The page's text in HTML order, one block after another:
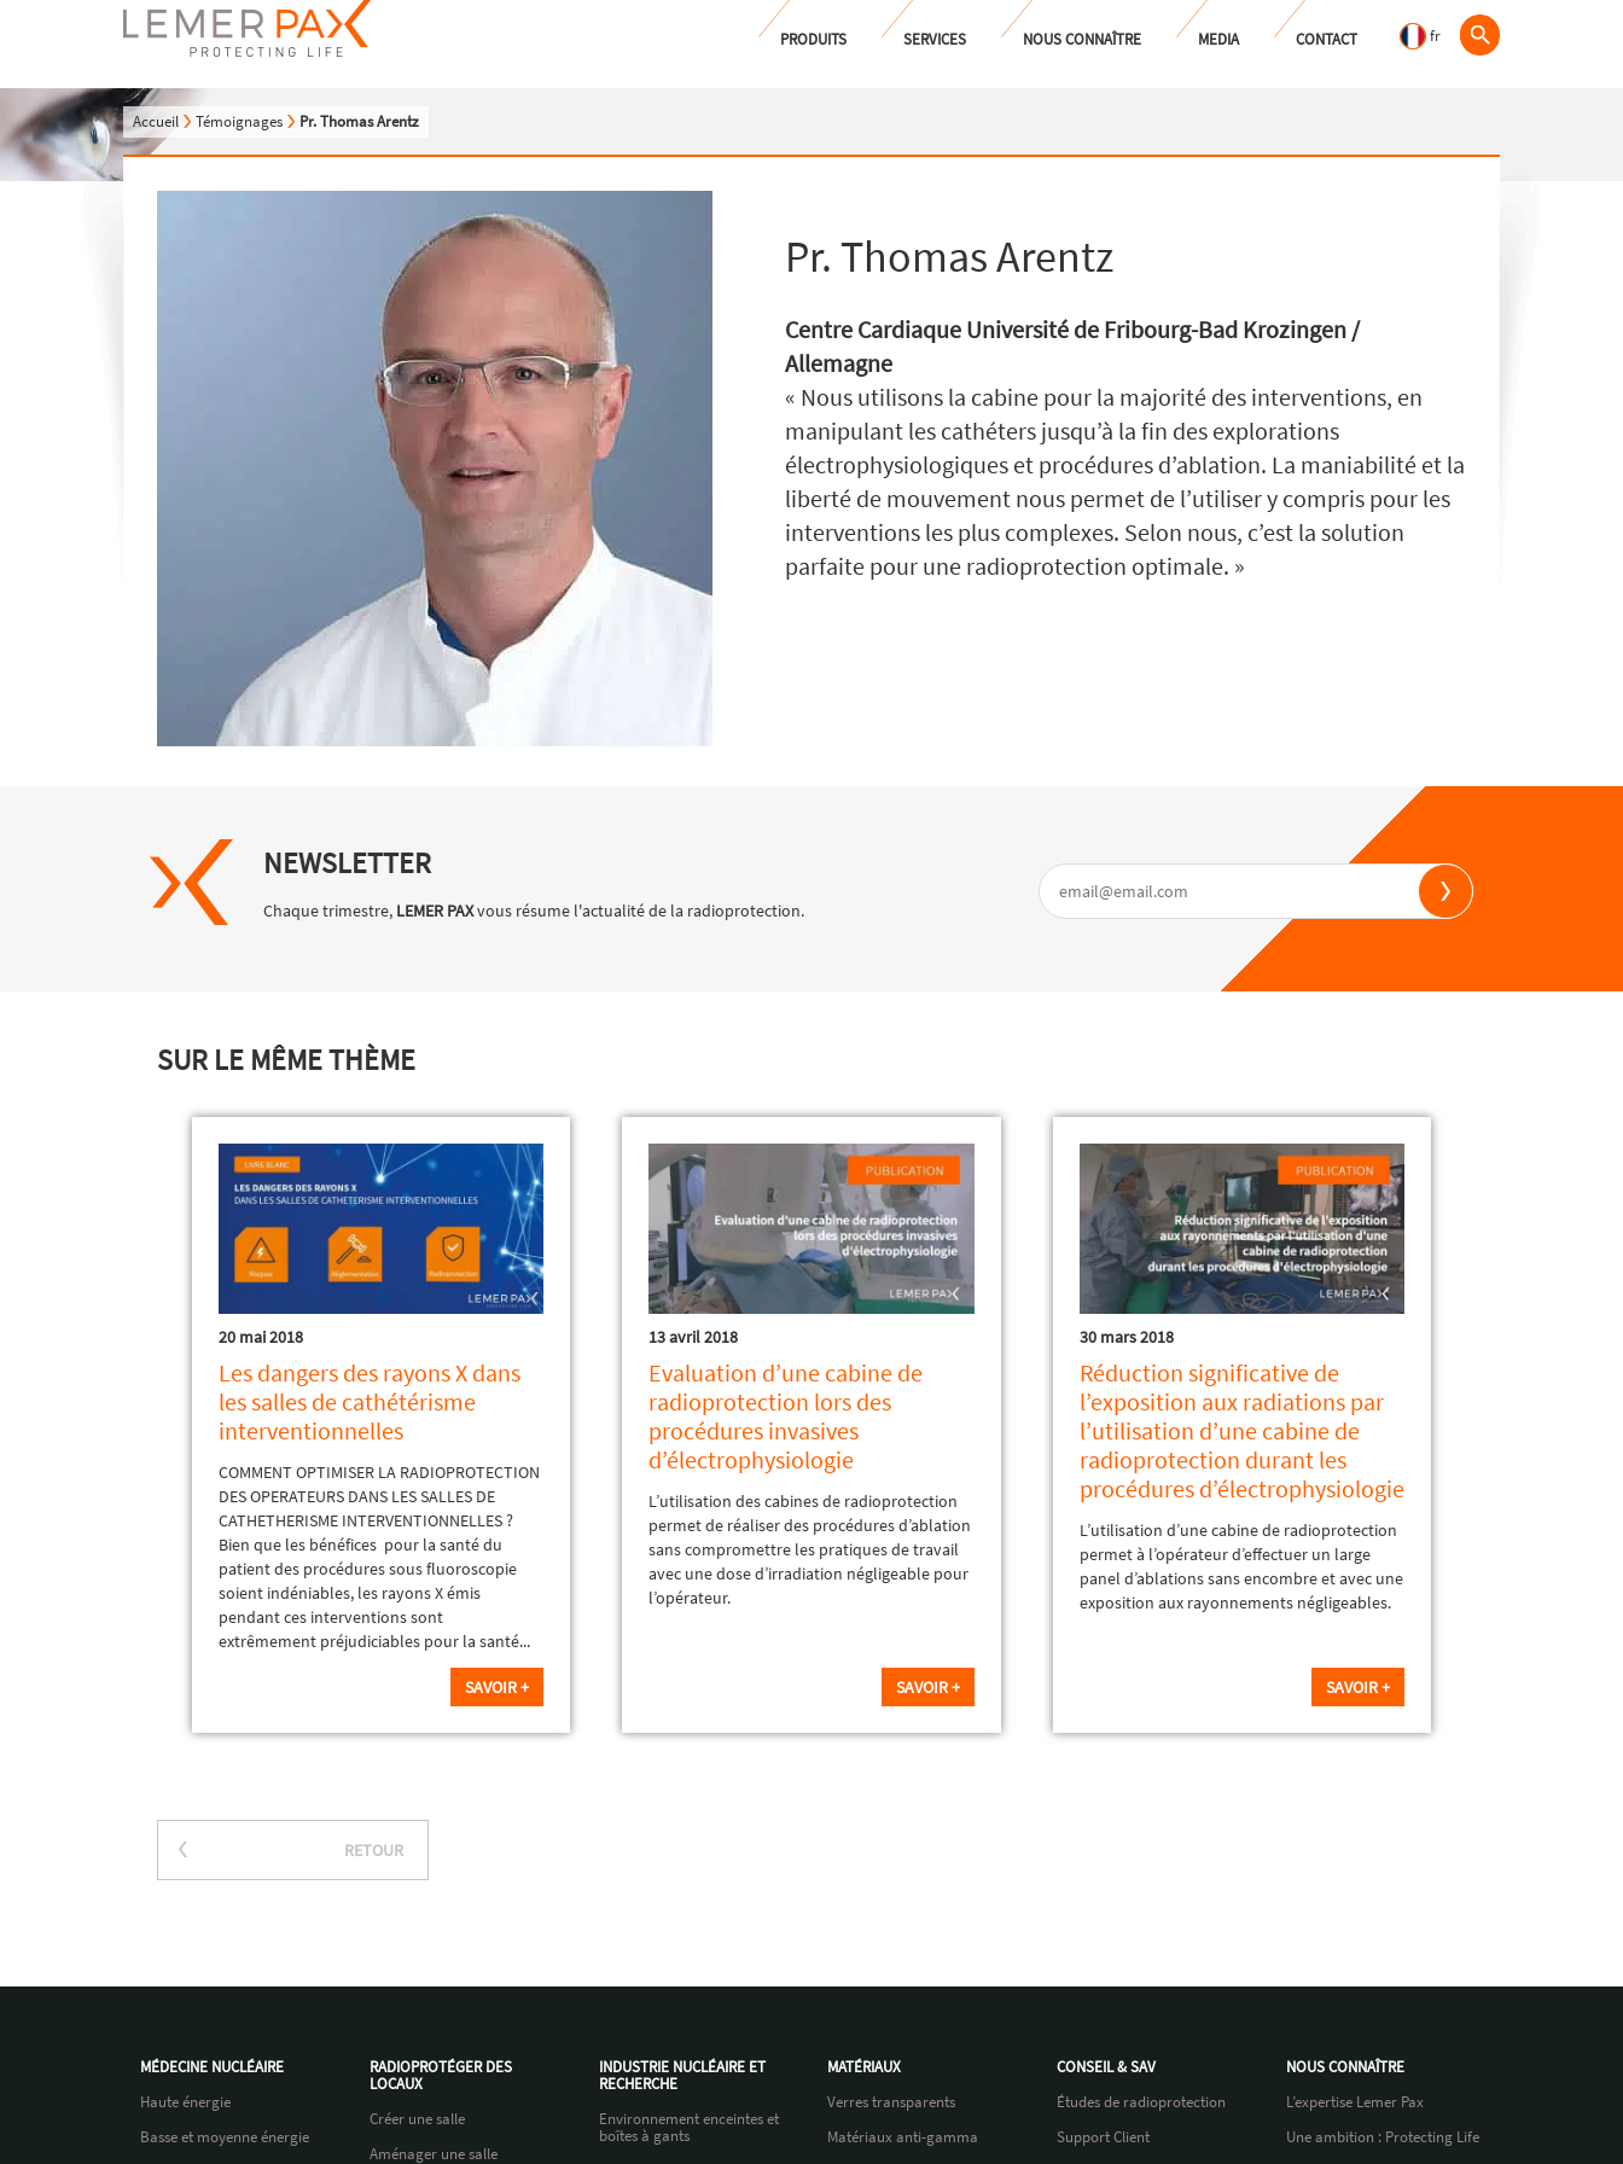
PRODUITS SERVICES NOUS CONNAÎTRE MEDIA CONTACT fr
Accueil Témoignages Pr. Thomas Arentz
Pr. Thomas Arentz
Centre Cardiaque Université de Fribourg-Bad Krozingen /
Allemagne
« Nous utilisons la cabine pour la majorité des interventions, en
manipulant les cathéters jusqu’à la fin des explorations
électrophysiologiques et procédures d’ablation. La maniabilité et la
liberté de mouvement nous permet de l’utiliser y compris pour les
interventions les plus complexes. Selon nous, c’est la solution
parfaite pour une radioprotection optimale. »
NEWSLETTER
Chaque trimestre, LEMER PAXvous résume l'actualité de la radioprotection.
SUR LE MÊME THÈME
20 mai 2018
Les dangers des rayons X dans
les salles de cathétérisme
interventionnelles
COMMENT OPTIMISER LA RADIOPROTECTION
DES OPERATEURS DANS LES SALLES DE
CATHETHERISME INTERVENTIONNELLES ?
Bien que les bénéfices pour la santé du
patient des procédures sous fluoroscopie
soient indéniables, les rayons X émis
pendant ces interventions sont
extrêmement préjudiciables pour la santé...
SAVOIR +
13 avril 2018
Evaluation d’une cabine de
radioprotection lors des
procédures invasives
d’électrophysiologie
L’utilisation des cabines de radioprotection
permet de réaliser des procédures d’ablation
sans compromettre les pratiques de travail
avec une dose d’irradiation négligeable pour
l’opérateur.
SAVOIR +
30 mars 2018
Réduction significative de
l’exposition aux radiations par
l’utilisation d’une cabine de
radioprotection durant les
procédures d’électrophysiologie
L’utilisation d’une cabine de radioprotection
permet à l’opérateur d’effectuer un large
panel d’ablations sans encombre et avec une
exposition aux rayonnements négligeables.
SAVOIR +
RETOUR
MÉDECINE NUCLÉAIRE
Haute énergie
Basse et moyenne énergie
RADIOPROTÉGER DES
LOCAUX
Créer une salle
Aménager une salle
INDUSTRIE NUCLÉAIRE ET
RECHERCHE
Environnement enceintes et
boîtes à gants
MATÉRIAUX
Verres transparents
Matériaux anti-gamma
CONSEIL & SAV
Études de radioprotection
Support Client
NOUS CONNAÎTRE
L’expertise Lemer Pax
Une ambition : Protecting Life